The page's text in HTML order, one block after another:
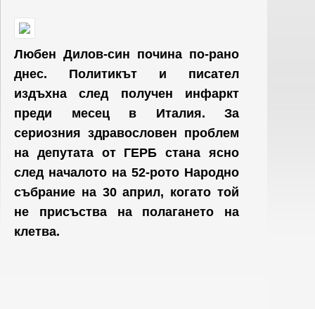
Любен Дилов-син почина по-рано
днес. Политикът и писател
издъхна след получен инфаркт
преди месец в Италия. За
сериозния здравословен проблем
на депутата от ГЕРБ стана ясно
след началото на 52-рото Народно
събрание на 30 април, когато той
не присъства на полагането на
клетва.